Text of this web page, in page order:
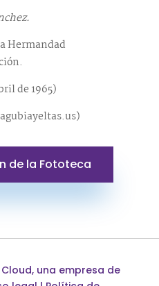
Hermandad
de 1965)
de la Fototeca
, una empresa de